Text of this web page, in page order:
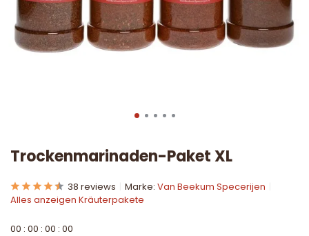
Trockenmarinaden-Paket XL
38 reviews Marke: Van Beekum Specerijen
Alles anzeigen Kräuterpakete
00 : 00 : 00 : 00